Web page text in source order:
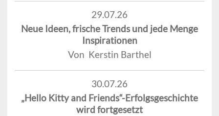
29.07.26
Neue Ideen, frische Trends und jede Menge
Inspirationen
Von Kerstin Barthel
30.07.26
„Hello Kitty and Friends“-Erfolgsgeschichte
wird fortgesetzt